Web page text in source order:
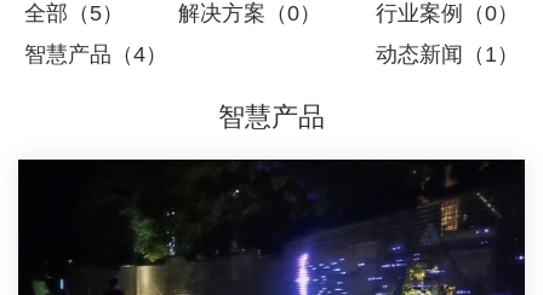
全部（5） 解决方案（0）
行业案例（0）
智慧产品（4）
动态新闻（1）
智慧产品